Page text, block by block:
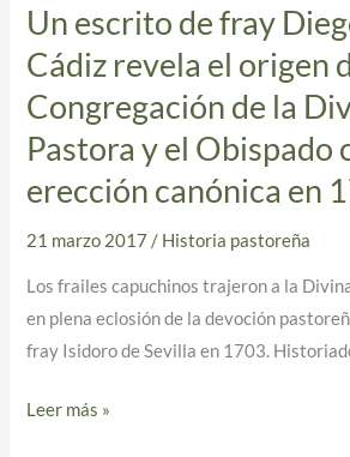
Un escrito de fray
Cádiz revela el origen
Congregación de la
Pastora y el Obispado
erección canónica en
21 marzo 2017 / Historia pastoreña
Los frailes capuchinos trajeron a la
en plena eclosión de la devoción
fray Isidoro de Sevilla en 1703.
Un escrito de fray Diego
José
de
Cádiz
revela
de
la
Congregación
de
Divina
Leer más »